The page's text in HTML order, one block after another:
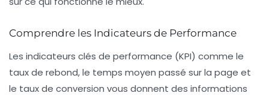
Comprendre les Indicateurs de Performance
Les indicateurs clés de performance (KPI) comme le
taux de rebond, le temps moyen passé sur la page et
le taux de conversion vous donnent des informations